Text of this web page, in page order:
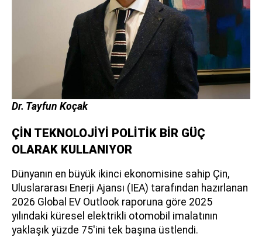
Dr. Tayfun Koçak
ÇİN TEKNOLOJİYİ POLİTİK BİR GÜÇ
OLARAK KULLANIYOR
Dünyanın en büyük ikinci ekonomisine sahip Çin,
Uluslararası Enerji Ajansı (IEA) tarafından hazırlanan
2026 Global EV Outlook raporuna göre 2025
yılındaki küresel elektrikli otomobil imalatının
yaklaşık yüzde 75'ini tek başına üstlendi.